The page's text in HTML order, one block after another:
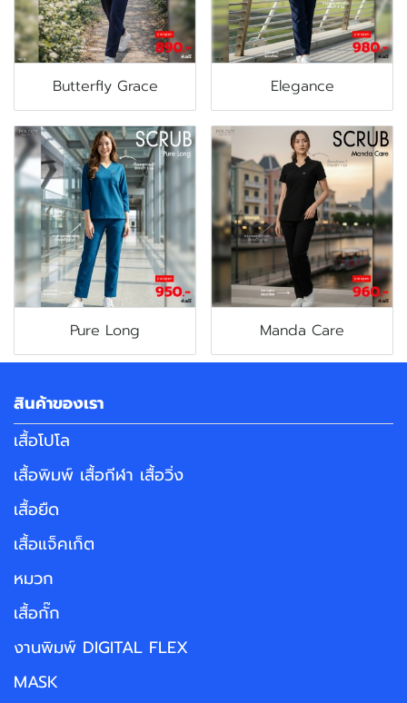
Butterfly Grace Elegance
Pure Long Manda Care
สินค้าของเรา
เสื้อโปโล
เสื้อพิมพ์ เสื้อกีฬา เสื้อวิ่ง
เสื้อยืด
เสื้อแจ็คเก็ต
หมวก
เสื้อกั๊ก
งานพิมพ์ DIGITAL FLEX
MASK